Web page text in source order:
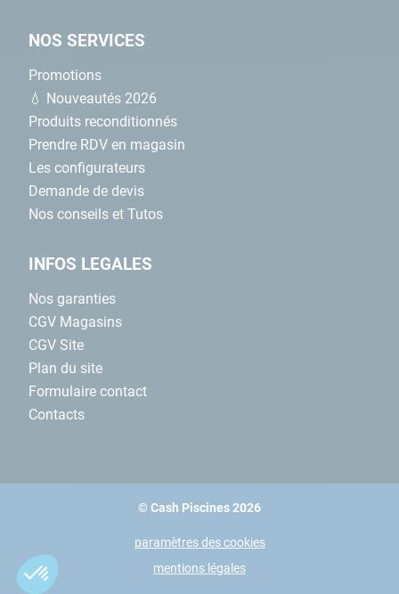
NOS SERVICES
Promotions
💧 Nouveautés 2026
Produits reconditionnés
Prendre RDV en magasin
Les configurateurs
Demande de devis
Nos conseils et Tutos
INFOS LEGALES
Nos garanties
CGV Magasins
CGV Site
Plan du site
Formulaire contact
Contacts
© Cash Piscines 2026
paramètres des cookies
mentions légales